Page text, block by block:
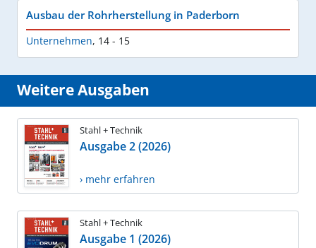
Ausbau der Rohrherstellung in Paderborn
Unternehmen, 14 - 15
Weitere Ausgaben
Stahl + Technik
Ausgabe 2 (2026)
› mehr erfahren
Stahl + Technik
Ausgabe 1 (2026)